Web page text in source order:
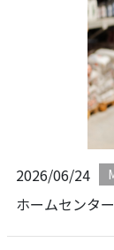
2026/06/24
ホームセンタ